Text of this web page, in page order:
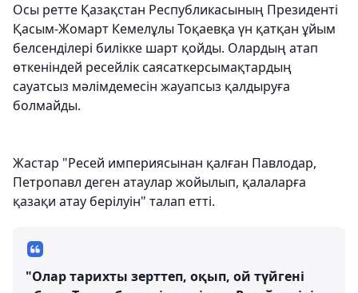
Осы ретте Қазақстан Республикасының Президенті
Қасым-Жомарт Кемелұлы Тоқаевқа үн қатқан ұйым
белсенділері билікке шарт қойды. Олардың атап
өткеніндей ресейлік саясаткерсымақтардың
сауатсыз мәлімдемесін жауапсыз қалдыруға
болмайды.
Жастар "Ресей империясынан қалған Павлодар,
Петропавл деген атаулар жойылып, қалаларға
қазақи атау берілуін" талап етті.
"Олар тарихты зерттеп, оқып, ой түйгені